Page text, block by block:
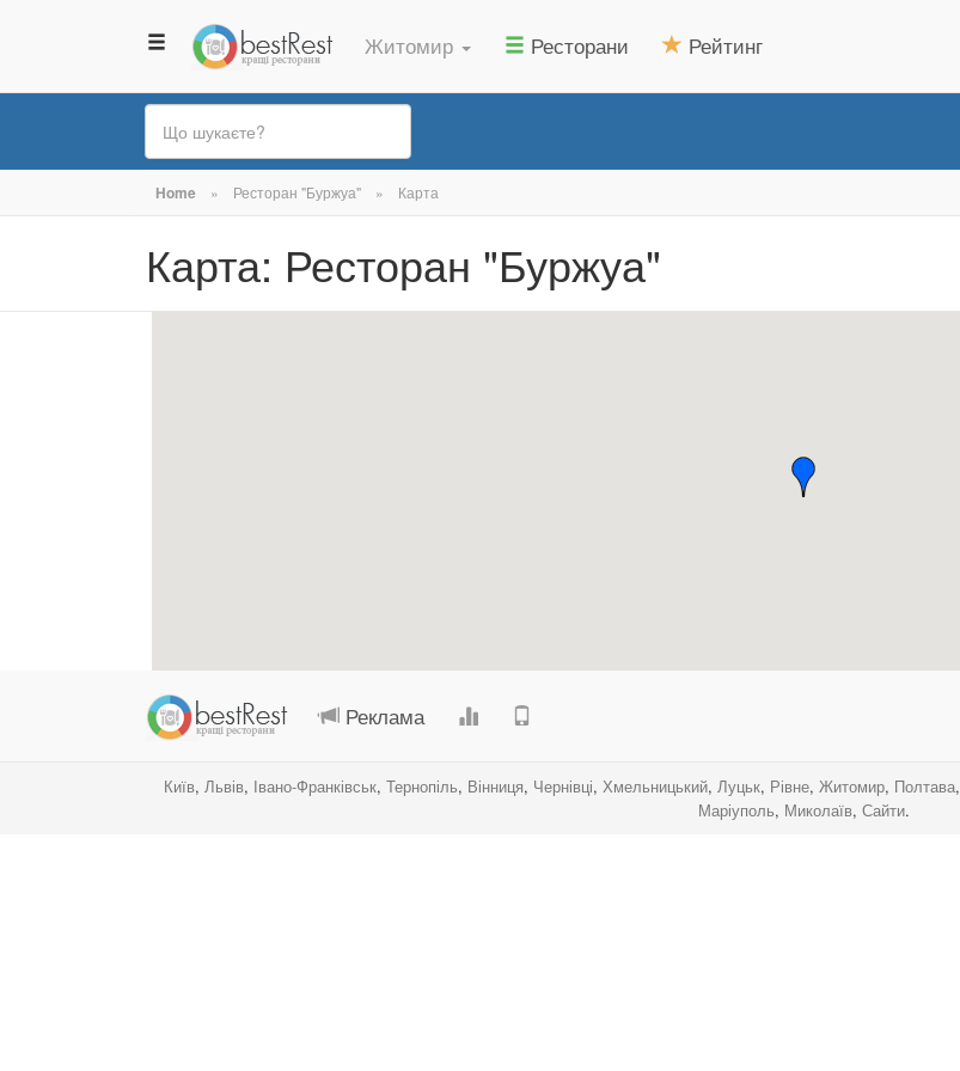
Житомир Ресторани Рейтинг
Ви
є
тут
Home » Ресторан "Буржуа" » Карта
Карта: Ресторан "Буржуа"
Реклама
Київ, Львів, Івано-Франківськ, Тернопіль, Вінниця, Чернівці, Хмельницький, Луцьк, Рівне, Житомир, Полтава,
Маріуполь, Миколаїв, Сайти.